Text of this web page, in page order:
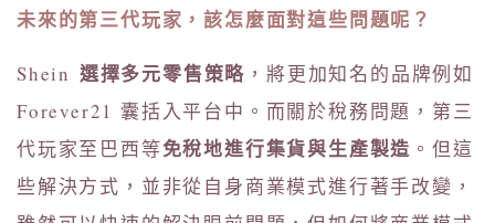
未來的第三代玩家，該怎麼面對這些問題呢？
Shein 選擇多元零售策略 ，將更加知名的品牌例如
Forever21 囊括入平台中。而關於稅務問題，第三
代玩家至巴西等免稅地進行集貨與生產製造 。但這
些解決方式，並非從自身商業模式進行著手改變，